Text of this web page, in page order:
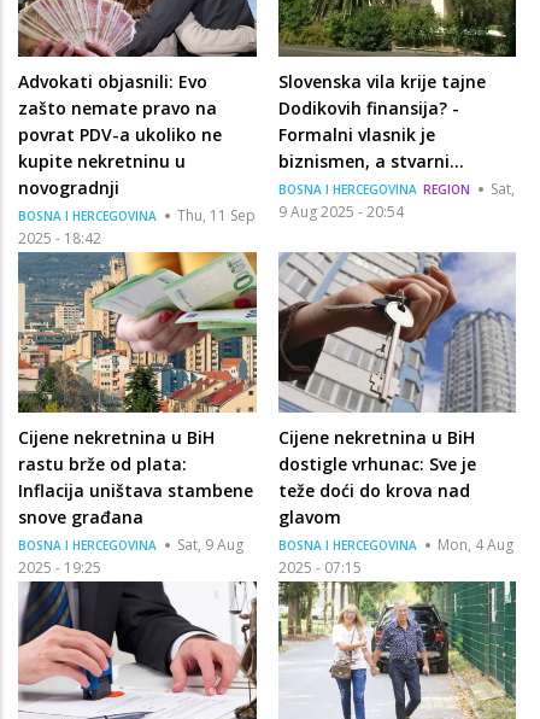
Advokati objasnili: Evo
zašto nemate pravo na
povrat PDV-a ukoliko ne
kupite nekretninu u
novogradnji
BOSNA I HERCEGOVINA
Thu, 11 Sep
2025 - 18:42
Slovenska vila krije tajne
Dodikovih finansija? -
Formalni vlasnik je
biznismen, a stvarni...
BOSNA I HERCEGOVINA REGION
Sat,
9 Aug 2025 - 20:54
Cijene nekretnina u BiH
rastu brže od plata:
Inflacija uništava stambene
snove građana
BOSNA I HERCEGOVINA
Sat, 9 Aug
2025 - 19:25
Cijene nekretnina u BiH
dostigle vrhunac: Sve je
teže doći do krova nad
glavom
BOSNA I HERCEGOVINA
Mon, 4 Aug
2025 - 07:15